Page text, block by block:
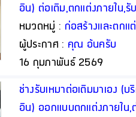
อิน) ต่อเติม,ตกแต่งภายใน,รั
โดยออกแบบพร้อมให้คำปรึก
ท่าน)
หมวดหมู่ : ก่อสร้างและตกแ
ผู้ประกาศ : คุณ อ้นครับ
16 กุมภาพันธ์ 2569
ช่างรับเหมาต่อเติมมาเอง (
อิน) ออกแบบตกแต่งภายใน,